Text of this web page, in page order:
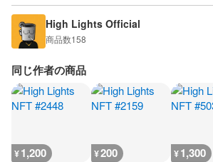
High Lights Official
商品数158
同じ作者の商品
¥1,200 ¥200 ¥1,300